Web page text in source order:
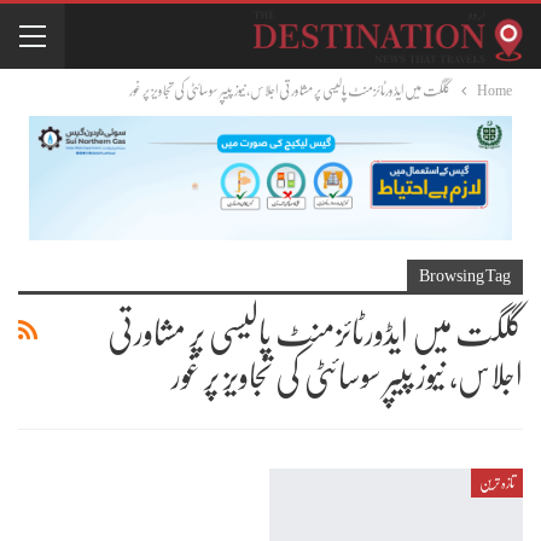
Home گلگت میں ایڈورٹائزمنٹ پالیسی پر مشاورتی اجلاس، نیوز پیپر سوسائٹی کی تجاویز پر غور
Browsing Tag
گلگت میں ایڈورٹائزمنٹ پالیسی پر مشاورتی
اجلاس، نیوز پیپر سوسائٹی کی تجاویز پر غور
تازہ ترین